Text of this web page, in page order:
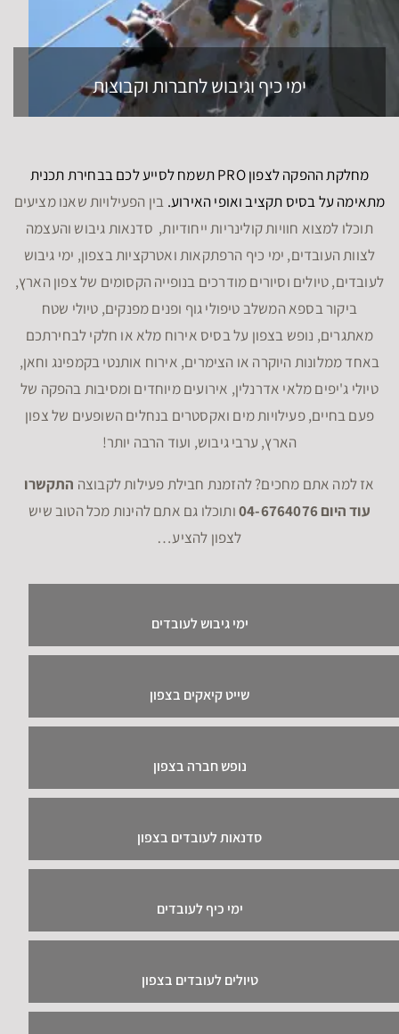
ימי כיף וגיבוש לחברות וקבוצות
מחלקת ההפקה לצפון PRO תשמח לסייע לכם בבחירת תכנית
מתאימה על בסיס תקציב ואופי האירוע. בין הפעילויות שאנו מציעים
תוכלו למצוא חוויות קולינריות ייחודיות, סדנאות גיבוש והעצמה
לצוות העובדים, ימי כיף הרפתקאות ואטרקציות בצפון, ימי גיבוש
לעובדים, טיולים וסיורים מודרכים בנופייה הקסומים של צפון הארץ,
ביקור בספא המשלב טיפולי גוף ופנים מפנקים, טיולי שטח
מאתגרים, נופש בצפון על בסיס אירוח מלא או חלקי לבחירתכם
באחד ממלונות היוקרה או הצימרים, אירוח אותנטי בקמפינג וחאן,
טיולי ג'יפים מלאי אדרנלין, אירועים מיוחדים ומסיבות בהפקה של
פעם בחיים, פעילויות מים ואקסטרים בנחלים השופעים של צפון
הארץ, ערבי גיבוש, ועוד הרבה יותר!
אז למה אתם מחכים? להזמנת חבילת פעילות לקבוצה התקשרו
עוד היום 04-6764076
ותוכלו גם אתם להינות מכל הטוב שיש
לצפון להציע…
ימי גיבוש לעובדים
שייט קיאקים בצפון
נופש חברה בצפון
סדנאות לעובדים בצפון
ימי כיף לעובדים
טיולים לעובדים בצפון